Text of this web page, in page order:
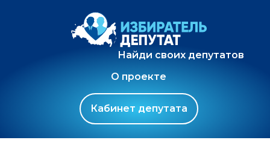
Найди своих депутатов
О проекте
Кабинет депутата